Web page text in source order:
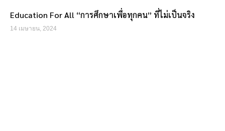
Education For All “การศึกษาเพื่อทุกคน” ที่ไม่เป็นจริง
14 เมษายน, 2024